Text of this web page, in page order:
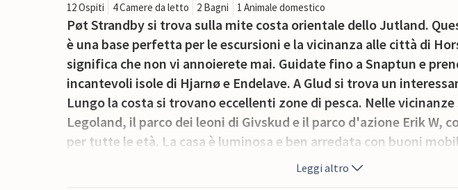
12 Ospiti 4 Camere da letto 2 Bagni 1 Animale domestico
Pøt Strandby si trova sulla mite costa orientale dello Jutland.
è una base perfetta per le escursioni e la vicinanza alle città di
significa che non vi annoierete mai. Guidate fino a Snaptun e
incantevoli isole di Hjarnø e Endelave. A Glud si trova un
Lungo la costa si trovano eccellenti zone di pesca. Nelle
Legoland, il parco dei leoni di Givskud e il parco d'azione Erik W,
per tutte le età. La casa è luminosa e ben arredata con buoni
per il benessere includono una vasca idromassaggio e una sauna.
Leggi altro